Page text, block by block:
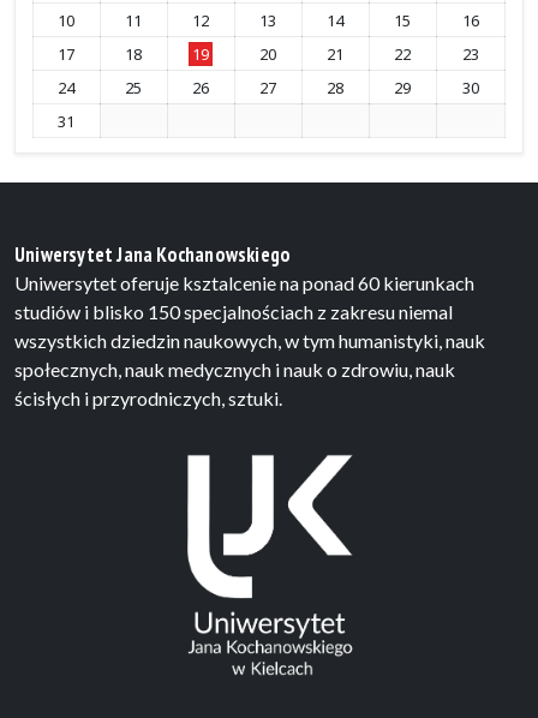
10
11 12 13 14 15
16
17
18 19 20 21 22
23
24
25 26 27 28 29
30
31
Uniwersytet Jana Kochanowskiego
Uniwersytet oferuje ksztalcenie na ponad 60 kierunkach
studiów i blisko 150 specjalnościach z zakresu niemal
wszystkich dziedzin naukowych, w tym humanistyki, nauk
społecznych, nauk medycznych i nauk o zdrowiu, nauk
ścisłych i przyrodniczych, sztuki.